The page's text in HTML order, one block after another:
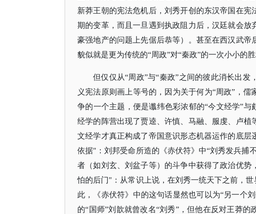
新莽王朝的宪法危机后，刘秀开创的东汉帝国在
期的变革，而且一旦遇到执政阻力后，汉廷就会
豪强地产的问题上先倨后恭等）。甚至在西汉武
貌似就是更为传统的“周政”对“秦政”的一次小小的胜
但仅仅从“周政”与“秦政”之间的彼此消长出
义宪法原则画上等号的，因为关于何为“周政”，
争的一个主题，便是谶纬色彩浓郁的“今文经学”
经学的阵营出现了贾逵、许慎、马融、服虔、卢
文经学才真正构成了帝国意识形态机器运作的底
依据"：刘邦受命所造的《赤伏符》中“刘秀发兵捕
者（如刘玄、刘盆子等）的斗争中获得了政治优
怕的后门"：从常识上说，在刘秀一统天下之前，
此，《赤伏符》中的这句话显然也可以为“另一个
的“国师”刘歆就曾改名“刘秀”，但他在反对王莽